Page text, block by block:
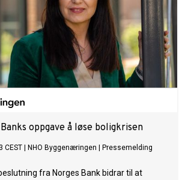
oppgave å løse boligkrisen
CEST NHO Byggenæringen Pressemelding
fra Norges Bank bidrar til at